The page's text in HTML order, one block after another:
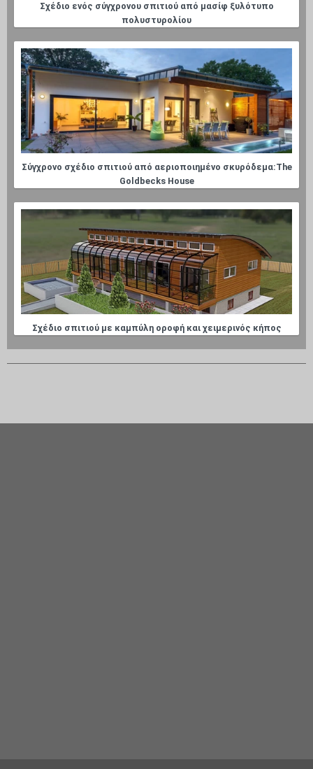
Σχέδιο ενός σύγχρονου σπιτιού από μασίφ ξυλότυπο
πολυστυρολίου
Σύγχρονο σχέδιο σπιτιού από αεριοποιημένο σκυρόδεμα:The
Goldbecks House
Σχέδιο σπιτιού με καμπύλη οροφή και χειμερινός κήπος